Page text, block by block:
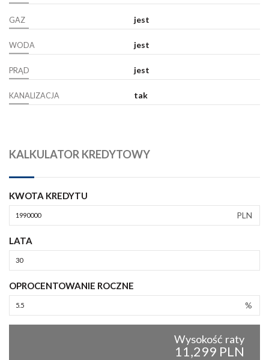
GAZ jest
WODA jest
PRĄD jest
KANALIZACJA tak
KALKULATOR KREDYTOWY
KWOTA KREDYTU
PLN
LATA
OPROCENTOWANIE ROCZNE
%
Wysokość raty
11,299 PLN